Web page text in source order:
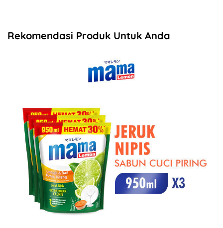
Rekomendasi Produk Untuk Anda